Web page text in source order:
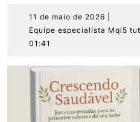
11 de maio de 2026
de
Equipe especialista Mql5
01:41